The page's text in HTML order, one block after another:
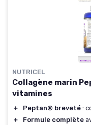
NUTRICEL
Collagène marin
vitamines
＋ Peptan® breveté :
＋
Formule complète